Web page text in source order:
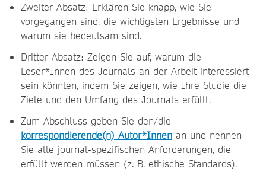
Zweiter Absatz: Erklären Sie knapp, wie Sie
vorgegangen sind, die wichtigsten Ergebnisse und
warum sie bedeutsam sind.
Dritter Absatz: Zeigen Sie auf, warum die
Leser*Innen des Journals an der Arbeit interessiert
sein könnten, indem Sie zeigen, wie Ihre Studie die
Ziele und den Umfang des Journals erfüllt.
Zum Abschluss geben Sie den/die
korrespondierende(n) Autor*Innen an und nennen
Sie alle journal-spezifischen Anforderungen, die
erfüllt werden müssen (z. B. ethische Standards).